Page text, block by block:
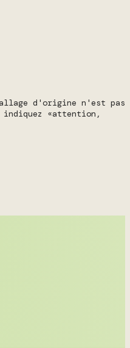
d'origine n'est pas
«attention,